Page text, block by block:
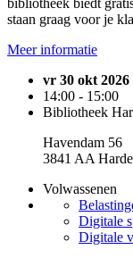
staan graag voor je
Meer informatie
vr 30 okt 2026
14:00 - 15:00
Bibliotheek
Havendam 56
3841 AA
Volwassenen
Digitale
Digitale